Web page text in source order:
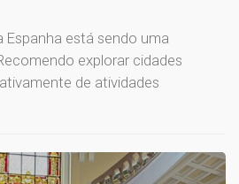
Espanha está sendo uma
explorar cidades
de atividades